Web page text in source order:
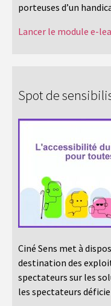
porteuses d’un
Lancer le module e-
Spot de
Ciné Sens met à
destination des
spectateurs sur les
les spectateurs